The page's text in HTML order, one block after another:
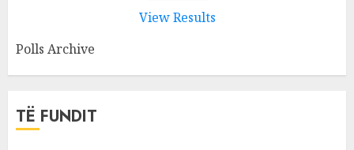
View Results
Polls Archive
TË FUNDIT